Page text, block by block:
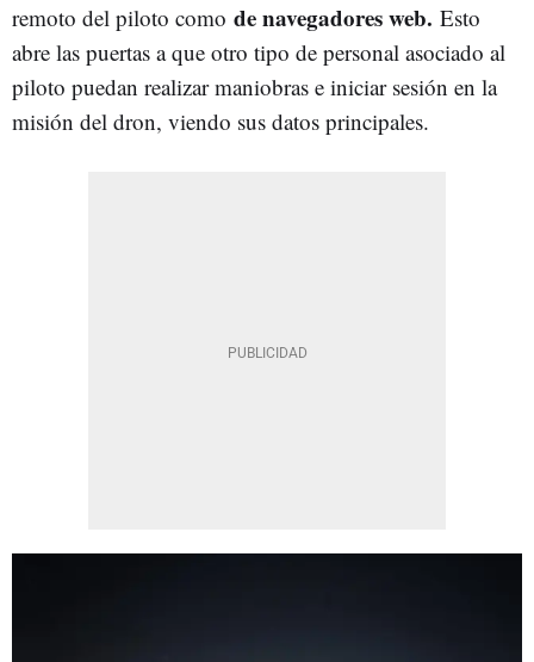
remoto del piloto como de navegadores web. Esto
abre las puertas a que otro tipo de personal asociado al
piloto puedan realizar maniobras e iniciar sesión en la
misión del dron, viendo sus datos principales.